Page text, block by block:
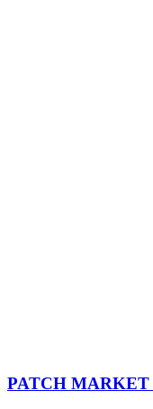
PATCH MARKET